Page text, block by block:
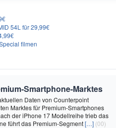
54L für 29,99€
filmen
Smartphone-Marktes
Daten von Counterpoint
Marktes für Premium-Smartphones
der iPhone 17 Modellreihe trieb das
führt das Premium-Segment[…] (00)